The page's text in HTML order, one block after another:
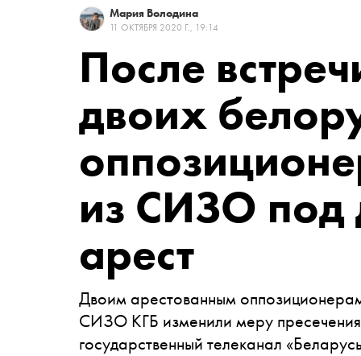
Мария Володина
11 ОКТЯБРЯ 2020 Г., 19:14
После
двоих
из СИЗО
арест
Двоим арестованным
СИЗО КГБ изменили меру
государственный телеканал